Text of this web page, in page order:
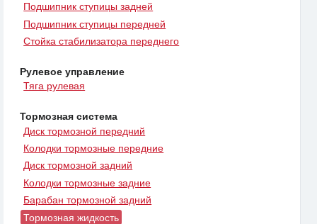
Подшипник ступицы задней
Подшипник ступицы передней
Стойка стабилизатора переднего
Рулевое управление
Тяга рулевая
Тормозная система
Диск тормозной передний
Колодки тормозные передние
Диск тормозной задний
Колодки тормозные задние
Барабан тормозной задний
Тормозная жидкость